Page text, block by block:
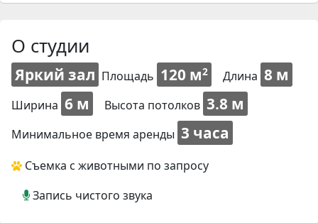
О студии
Яркий зал Площадь 120 м2 Длина 8 м
Ширина 6 м Высота потолков 3.8 м
Минимальное время аренды 3 часа
Съемка с животными по запросу
Запись чистого звука